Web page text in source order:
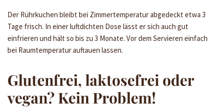
Der Rührkuchen bleibt bei Zimmertemperatur abgedeckt etwa 3
Tage frisch. In einer luftdichten Dose lässt er sich auch gut
einfrieren und hält so bis zu 3 Monate. Vor dem Servieren einfach
bei Raumtemperatur auftauen lassen.
Glutenfrei, laktosefrei oder
vegan? Kein Problem!